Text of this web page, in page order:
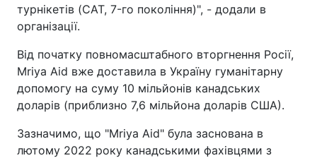
турнікетів (CAT, 7-го покоління)", - додали в
організації.
Від початку повномасштабного вторгнення Росії,
Mriya Aid вже доставила в Україну гуманітарну
допомогу на суму 10 мільйонів канадських
доларів (приблизно 7,6 мільйона доларів США).
Зазначимо, що "Mriya Aid" була заснована в
лютому 2022 року канадськими фахівцями з